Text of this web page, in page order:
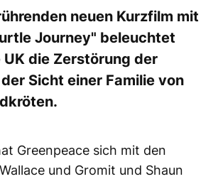
neuen Kurzfilm mit
Journey" beleuchtet
UK die Zerstörung der
Sicht einer Familie von
Greenpeace sich mit den
und Gromit und Shaun